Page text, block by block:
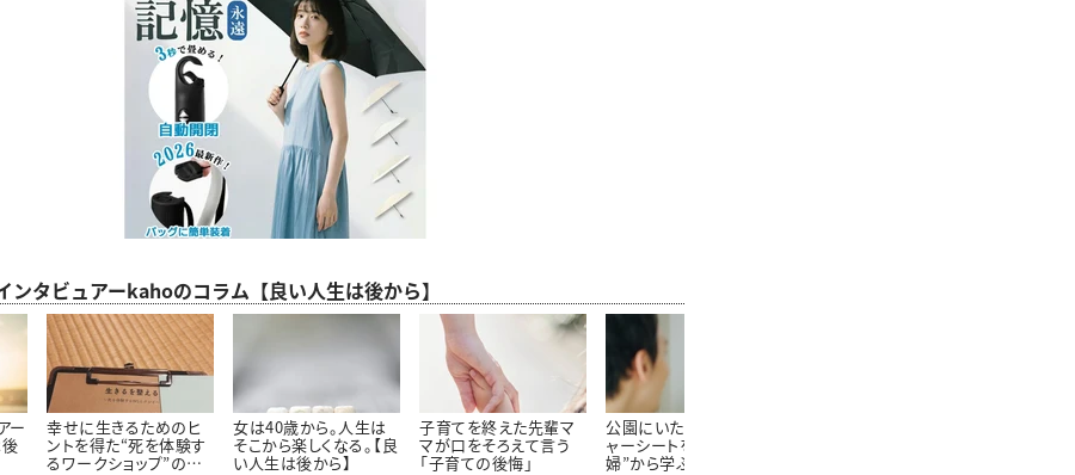
ンタビュアーkahoのコラム【良い人生は後から】
ー 幸せに生きるためのヒ
ントを得た“死を体験す
るワークショップ”の話
女は40歳から。人生は
そこから楽しくなる。【良
い人生は後から】
子育てを終えた先輩マ
マが口をそろえて言う
「子育ての後悔」
公園にいた“大きなレジ
ャーシートを畳む夫
婦”から学ぶ「夫婦関係